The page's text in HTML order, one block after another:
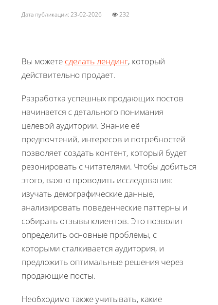
Дата публикации: 23-02-2026 232
Вы можете сделать лендинг, который
действительно продает.
Разработка успешных продающих постов
начинается с детального понимания
целевой аудитории. Знание её
предпочтений, интересов и потребностей
позволяет создать контент, который будет
резонировать с читателями. Чтобы добиться
этого, важно проводить исследования:
изучать демографические данные,
анализировать поведенческие паттерны и
собирать отзывы клиентов. Это позволит
определить основные проблемы, с
которыми сталкивается аудитория, и
предложить оптимальные решения через
продающие посты.
Необходимо также учитывать, какие